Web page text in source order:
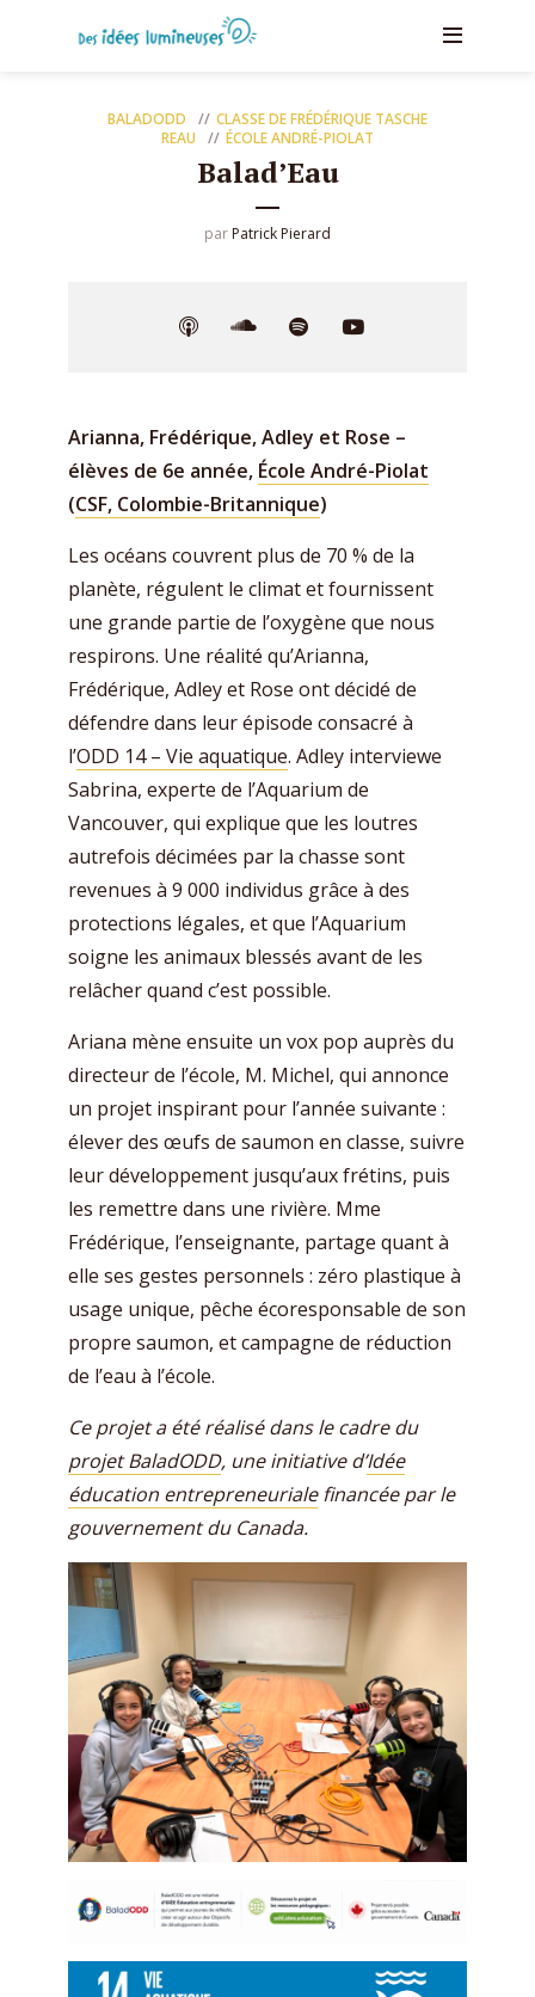
BALADODD
CLASSE DE FRÉDÉRIQUE TASCHE
REAU
ÉCOLE ANDRÉ-PIOLAT
Balad’Eau
par Patrick Pierard
Arianna, Frédérique, Adley et Rose –
élèves de 6e année, École André-Piolat
(CSF, Colombie-Britannique)
Les océans couvrent plus de 70 % de la
planète, régulent le climat et fournissent
une grande partie de l’oxygène que nous
respirons. Une réalité qu’Arianna,
Frédérique, Adley et Rose ont décidé de
défendre dans leur épisode consacré à
l’ODD 14 – Vie aquatique. Adley interviewe
Sabrina, experte de l’Aquarium de
Vancouver, qui explique que les loutres
autrefois décimées par la chasse sont
revenues à 9 000 individus grâce à des
protections légales, et que l’Aquarium
soigne les animaux blessés avant de les
relâcher quand c’est possible.
Ariana mène ensuite un vox pop auprès du
directeur de l’école, M. Michel, qui annonce
un projet inspirant pour l’année suivante :
élever des œufs de saumon en classe, suivre
leur développement jusqu’aux frétins, puis
les remettre dans une rivière. Mme
Frédérique, l’enseignante, partage quant à
elle ses gestes personnels : zéro plastique à
usage unique, pêche écoresponsable de son
propre saumon, et campagne de réduction
de l’eau à l’école.
Ce projet a été réalisé dans le cadre du
projet BaladODD, une initiative d’Idée
éducation entrepreneurialefinancée par le
gouvernement du Canada.